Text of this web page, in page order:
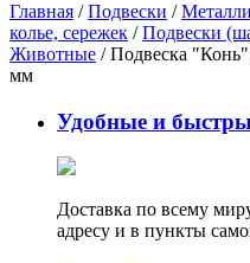
Главная /Подвески /
колье, сережек /Подвески
Животные / Подвеска "Конь"
мм
Удобные и
Доставка по всему
адресу и в пункты